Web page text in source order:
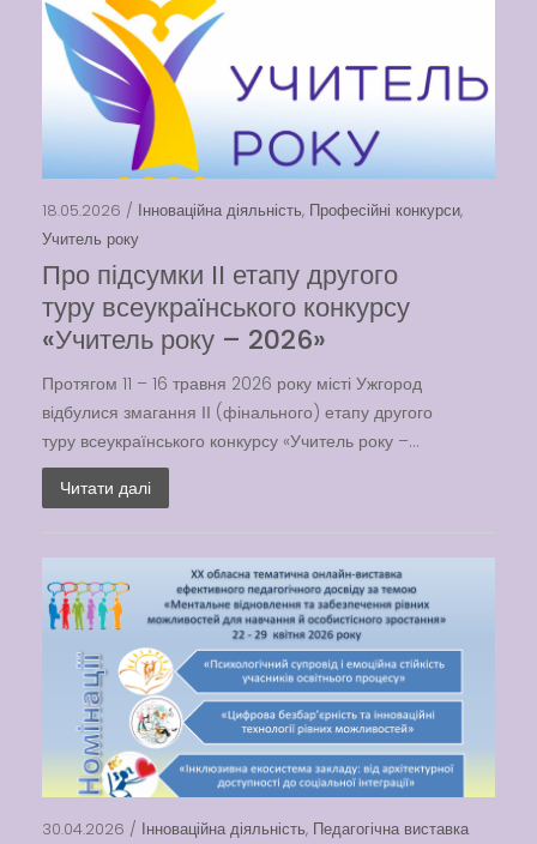
18.05.2026 / Інноваційна діяльність, Професійні конкурси,
Учитель року
Про підсумки ІІ етапу другого
туру всеукраїнського конкурсу
«Учитель року – 2026»
Протягом 11 – 16 травня 2026 року місті Ужгород
відбулися змагання ІІ (фінального) етапу другого
туру всеукраїнського конкурсу «Учитель року –...
Читати далі
30.04.2026 / Інноваційна діяльність, Педагогічна виставка